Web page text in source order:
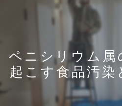
ペニシリウム属
起こす食品汚